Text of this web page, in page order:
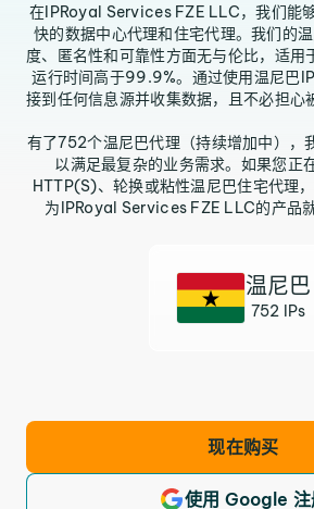
在IPRoyal Services FZE LLC，我们能
快的数据中心代理和住宅代理。我们的
度、匿名性和可靠性方面无与伦比，适用
运行时间高于99.9%。通过使用温尼巴
接到任何信息源并收集数据，且不必担心
有了752个温尼巴代理（持续增加中），
以满足最复杂的业务需求。如果您正
HTTP(S)、轮换或粘性温尼巴住宅代理
为IPRoyal Services FZE LLC的产品就
温尼巴
752 IPs
现在购买
使用 Google 注